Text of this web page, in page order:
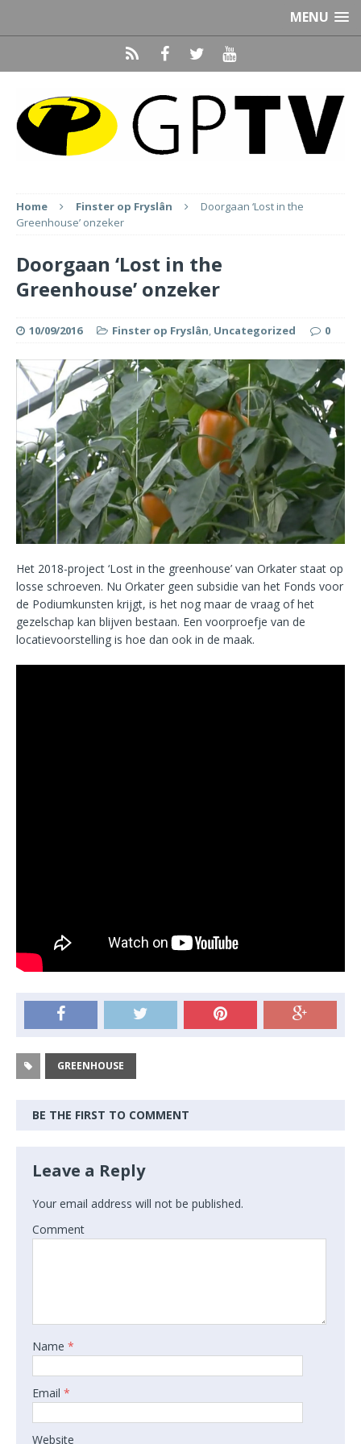
MENU
Home Finster op Fryslân
Doorgaan ‘Lost in the
Greenhouse’ onzeker
Doorgaan ‘Lost in the
Greenhouse’ onzeker
10/09/2016 Finster op Fryslân, Uncategorized 0
Het 2018-project ‘Lost in the greenhouse’ van Orkater staat op
losse schroeven. Nu Orkater geen subsidie van het Fonds voor
de Podiumkunsten krijgt, is het nog maar de vraag of het
gezelschap kan blijven bestaan. Een voorproefje van de
locatievoorstelling is hoe dan ook in de maak.
GREENHOUSE
BE THE FIRST TO COMMENT
Leave a Reply
Your email address will not be published.
Comment
Name *
Email *
Website